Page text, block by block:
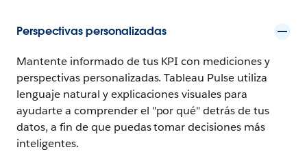
Perspectivas personalizadas
Mantente informado de tus KPI con mediciones y
perspectivas personalizadas. Tableau Pulse utiliza
lenguaje natural y explicaciones visuales para
ayudarte a comprender el "por qué" detrás de tus
datos, a fin de que puedas tomar decisiones más
inteligentes.